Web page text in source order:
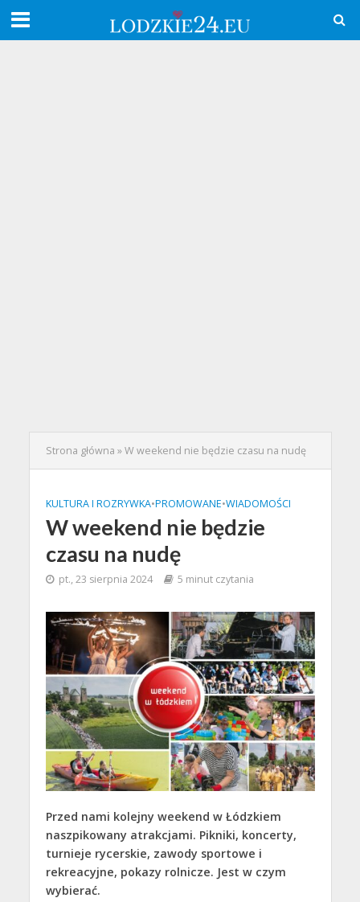
Strona główna »W weekend nie będzie czasu na nudę
KULTURA I ROZRYWKA•PROMOWANE•WIADOMOŚCI
W weekend nie będzie
czasu na nudę
pt., 23 sierpnia 2024 5 minut czytania
Przed nami kolejny weekend w Łódzkiem
naszpikowany atrakcjami. Pikniki, koncerty,
turnieje rycerskie, zawody sportowe i
rekreacyjne, pokazy rolnicze. Jest w czym
wybierać.